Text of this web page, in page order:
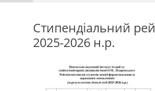
Стипендіальний
2025-2026 н.р.